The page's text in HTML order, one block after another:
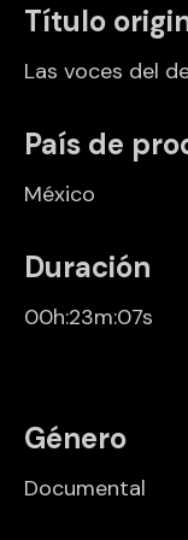
Título
Las voces del
País de
México
Duración
00h:23m:07s
Género
Documental